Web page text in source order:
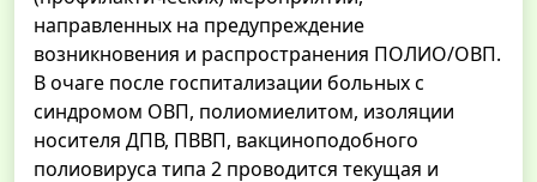
направленных на предупреждение
возникновения и распространения ПОЛИО/ОВП.
В очаге после госпитализации больных с
синдромом ОВП, полиомиелитом, изоляции
носителя ДПВ, ПВВП, вакциноподобного
полиовируса типа 2 проводится текущая и